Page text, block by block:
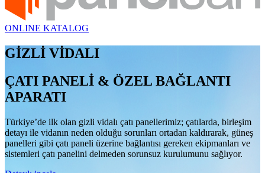
ONLINE KATALOG
GİZLİ VİDALI
ÇATI PANELİ & ÖZEL BAĞLANTI
APARATI
Türkiye’de ilk olan gizli vidalı çatı panellerimiz; çatılarda, birleşim
detayı ile vidanın neden olduğu sorunları ortadan kaldırarak, güneş
panelleri gibi çatı paneli üzerine bağlantısı gereken ekipmanları ve
sistemleri çatı panelini delmeden sorunsuz kurulumunu sağlıyor.